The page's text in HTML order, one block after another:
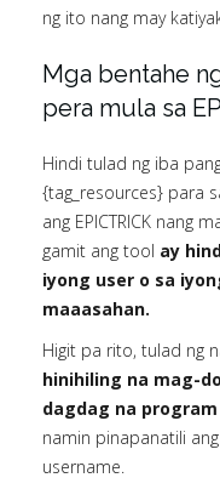
ng ito nang may
Mga bentahe
pera mula sa
Hindi tulad ng iba
{tag_resources} para
ang EPICTRICK nang
gamit ang tool ay
iyong user o sa
maaasahan.
Higit pa rito, tulad ng
hinihiling na mag-
dagdag na
namin pinapanatili
username.